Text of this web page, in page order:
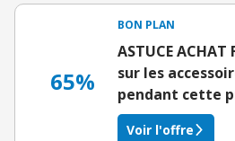
65%
BON PLAN
ASTUCE ACHAT
sur les
pendant cette
Voir l'offre